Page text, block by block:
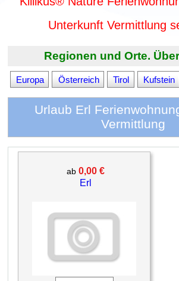
Unterkunft Vermittlung
Regionen und Orte.
Europa Österreich Tirol Kufstein
Urlaub Erl
Vermittlung
ab0,00 €
Erl